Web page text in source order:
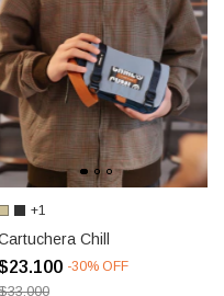
+1
Chill
-30% OFF